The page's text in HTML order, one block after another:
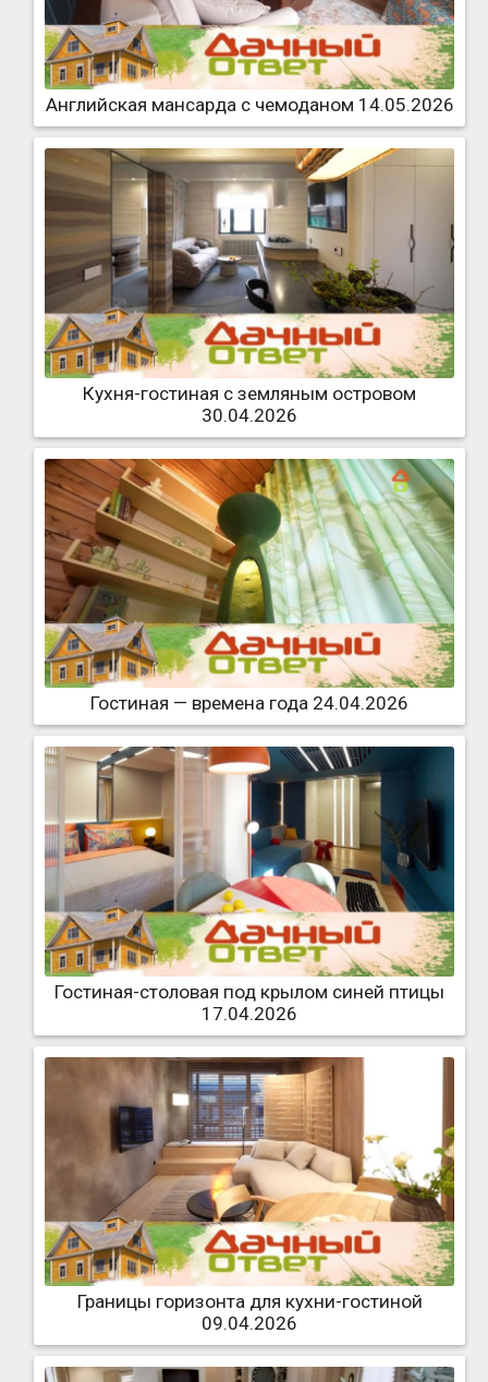
Английская мансарда с чемоданом 14.05.2026
Кухня-гостиная с земляным островом
30.04.2026
Гостиная — времена года 24.04.2026
Гостиная-столовая под крылом синей птицы
17.04.2026
Границы горизонта для кухни-гостиной
09.04.2026